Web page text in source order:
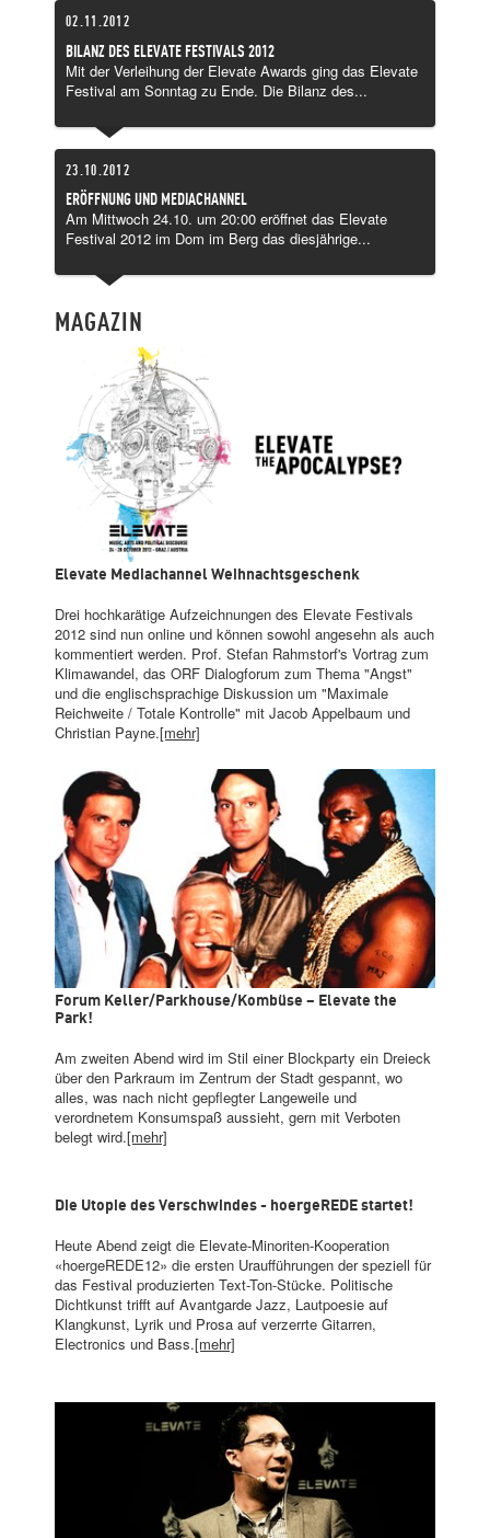
02.11.2012
BILANZ DES ELEVATE FESTIVALS 2012
Mit der Verleihung der Elevate Awards ging das Elevate
Festival am Sonntag zu Ende. Die Bilanz des...
23.10.2012
ERÖFFNUNG UND MEDIACHANNEL
Am Mittwoch 24.10. um 20:00 eröffnet das Elevate
Festival 2012 im Dom im Berg das diesjährige...
MAGAZIN
Elevate Mediachannel Weihnachtsgeschenk
Drei hochkarätige Aufzeichnungen des Elevate Festivals
2012 sind nun online und können sowohl angesehn als auch
kommentiert werden. Prof. Stefan Rahmstorf's Vortrag zum
Klimawandel, das ORF Dialogforum zum Thema "Angst"
und die englischsprachige Diskussion um "Maximale
Reichweite / Totale Kontrolle" mit Jacob Appelbaum und
Christian Payne.[mehr]
Forum Keller/Parkhouse/Kombüse – Elevate the
Park!
Am zweiten Abend wird im Stil einer Blockparty ein Dreieck
über den Parkraum im Zentrum der Stadt gespannt, wo
alles, was nach nicht gepflegter Langeweile und
verordnetem Konsumspaß aussieht, gern mit Verboten
belegt wird.[mehr]
Die Utopie des Verschwindes - hoergeREDE startet!
Heute Abend zeigt die Elevate-Minoriten-Kooperation
«hoergeREDE12» die ersten Uraufführungen der speziell für
das Festival produzierten Text-Ton-Stücke. Politische
Dichtkunst trifft auf Avantgarde Jazz, Lautpoesie auf
Klangkunst, Lyrik und Prosa auf verzerrte Gitarren,
Electronics und Bass.[mehr]